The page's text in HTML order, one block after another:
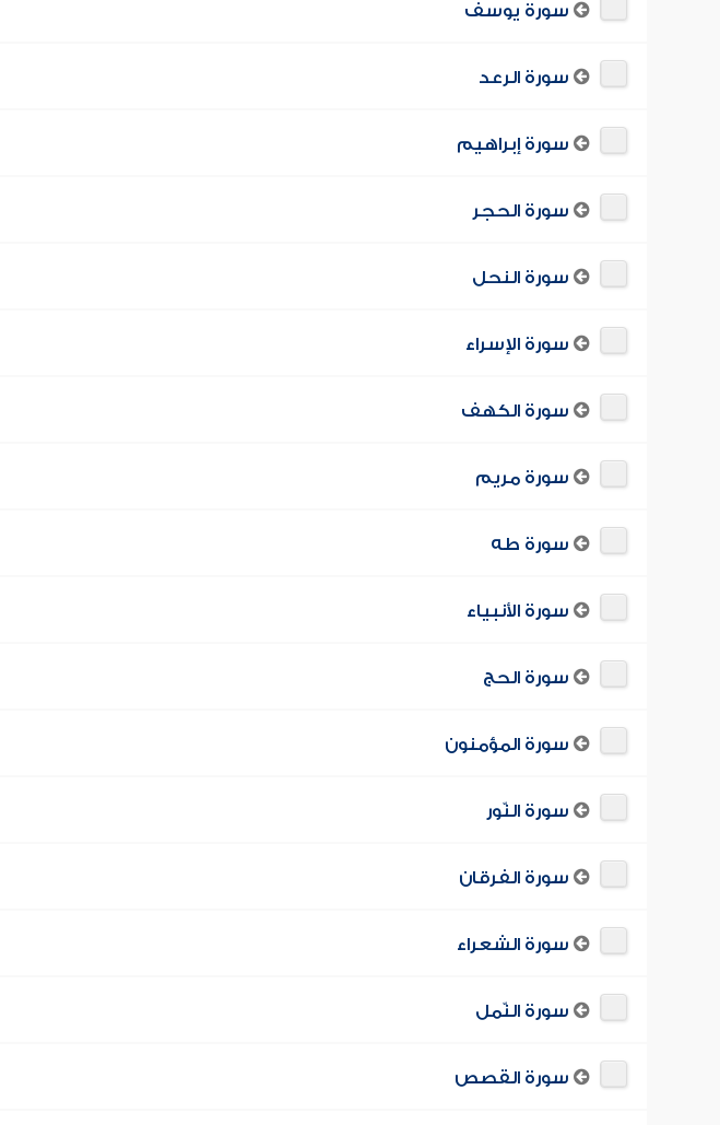
سورة يوسف
سورة الرعد
سورة إبراهيم
سورة الحجر
سورة النحل
سورة الإسراء
سورة الكهف
سورة مريم
سورة طه
سورة الأنبياء
سورة الحج
سورة المؤمنون
سورة النّور
سورة الفرقان
سورة الشعراء
سورة النّمل
سورة القصص